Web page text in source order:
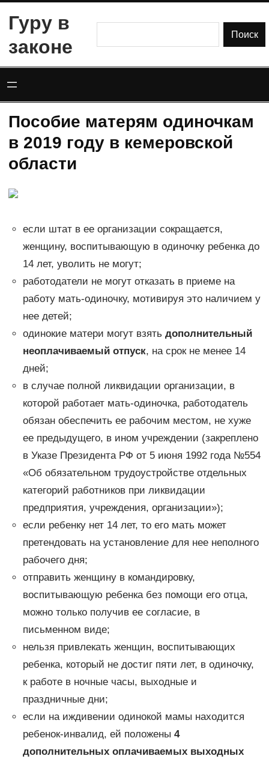
содержимому
Гуру в
законе
Поиск
Пособие матерям одиночкам
в 2019 году в кемеровской
области
если штат в ее организации сокращается,
женщину, воспитывающую в одиночку ребенка до
14 лет, уволить не могут;
работодатели не могут отказать в приеме на
работу мать-одиночку, мотивируя это наличием у
нее детей;
одинокие матери могут взять дополнительный
неоплачиваемый отпуск, на срок не менее 14
дней;
в случае полной ликвидации организации, в
которой работает мать-одиночка, работодатель
обязан обеспечить ее рабочим местом, не хуже
ее предыдущего, в ином учреждении (закреплено
в Указе Президента РФ от 5 июня 1992 года №554
«Об обязательном трудоустройстве отдельных
категорий работников при ликвидации
предприятия, учреждения, организации»);
если ребенку нет 14 лет, то его мать может
претендовать на установление для нее неполного
рабочего дня;
отправить женщину в командировку,
воспитывающую ребенка без помощи его отца,
можно только получив ее согласие, в
письменном виде;
нельзя привлекать женщин, воспитывающих
ребенка, который не достиг пяти лет, в одиночку,
к работе в ночные часы, выходные и
праздничные дни;
если на иждивении одинокой мамы находится
ребенок-инвалид, ей положены 4
дополнительных оплачиваемых выходных